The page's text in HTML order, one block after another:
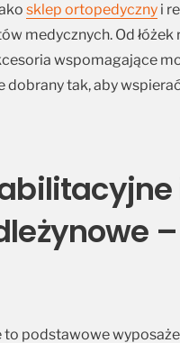
sklep ortopedyczny i
medycznych. Od
wspomagające
dobrany tak, aby
podstawowe